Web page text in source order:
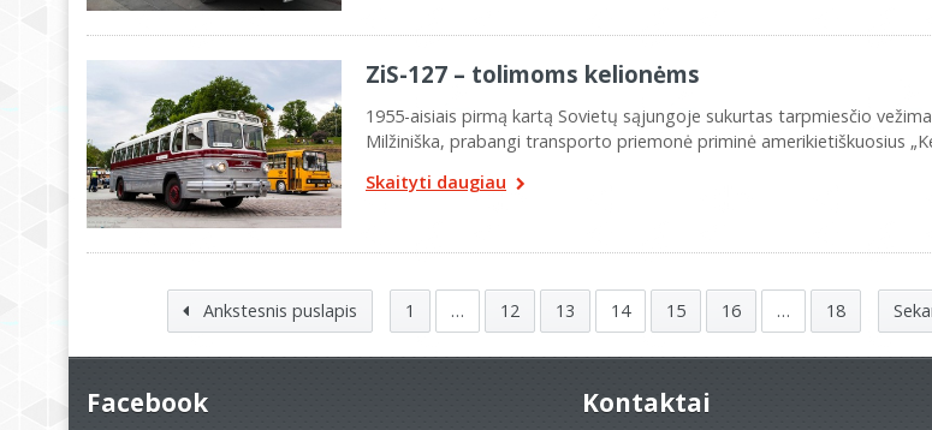
ZiS-127 – tolimoms kelionėms
1955-aisiais pirmą kartą Sovietų sąjungoje sukurtas tarpmiesčio
Milžiniška, prabangi transporto priemonė priminė amerikietiškuosius
Skaityti daugiau
Ankstesnis puslapis 1 … 12 13 14 15 16 … 18
Facebook Kontaktai